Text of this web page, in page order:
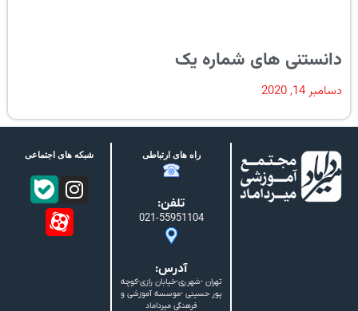
دانستنی های شماره یک
دسامبر 14, 2020
راه های ارتباطی
تلفن:
021-55951104
آدرس:
تهران -شهرری-خیابان رازی-کوچه
پور حسینی -موسسه آموزشی و
فرهنگی میرداماد
شبکه های اجتماعی